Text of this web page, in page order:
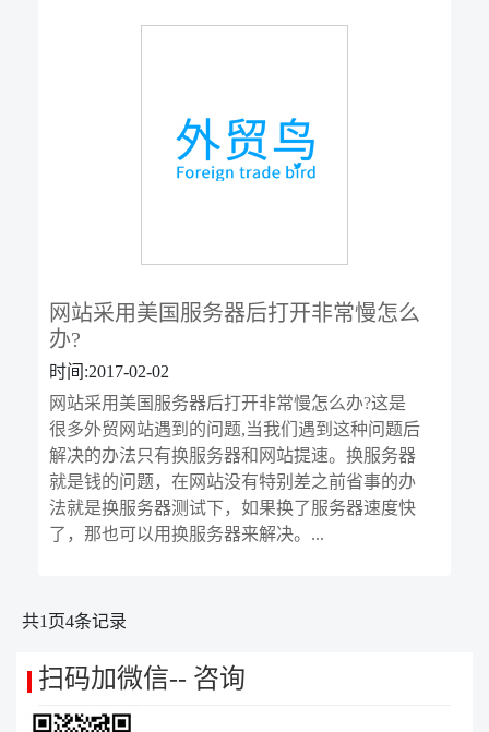
网站采用美国服务器后打开非常慢怎么
办?
时间:2017-02-02
网站采用美国服务器后打开非常慢怎么办?这是
很多外贸网站遇到的问题,当我们遇到这种问题后
解决的办法只有换服务器和网站提速。换服务器
就是钱的问题，在网站没有特别差之前省事的办
法就是换服务器测试下，如果换了服务器速度快
了，那也可以用换服务器来解决。...
共1 页4条记录
扫码加微信-- 咨询